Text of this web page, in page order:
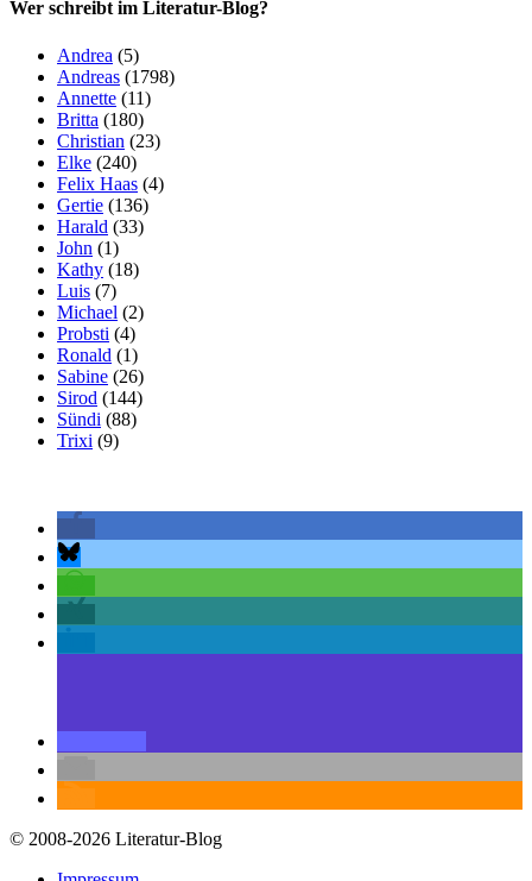
Wer schreibt im Literatur-Blog?
Andrea (5)
Andreas (1798)
Annette (11)
Britta (180)
Christian (23)
Elke (240)
Felix Haas (4)
Gertie (136)
Harald (33)
John (1)
Kathy (18)
Luis (7)
Michael (2)
Probsti (4)
Ronald (1)
Sabine (26)
Sirod (144)
Sündi (88)
Trixi (9)
© 2008-2026 Literatur-Blog